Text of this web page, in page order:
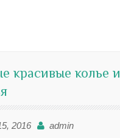
красивые колье и
2016 admin